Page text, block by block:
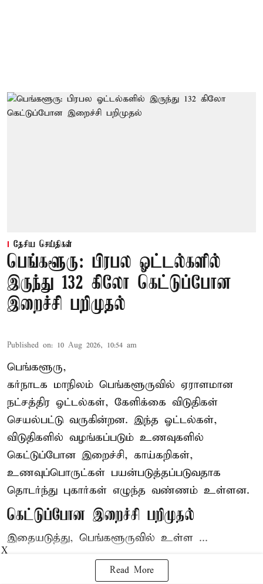
தேசிய செய்திகள்
பெங்களூரு: பிரபல ஓட்டல்களில்
இருந்து 132 கிலோ கெட்டுப்போன
இறைச்சி பறிமுதல்
Published on: 10 Aug 2026, 10:54 am
பெங்களூரு,
கர்நாடக மாநிலம் பெங்களூருவில் ஏராளமான
நட்சத்திர ஓட்டல்கள், கேளிக்கை விடுதிகள்
செயல்பட்டு வருகின்றன. இந்த ஓட்டல்கள்,
விடுதிகளில் வழங்கப்படும் உணவுகளில்
கெட்டுப்போன இறைச்சி, காய்கறிகள்,
உணவுப்பொருட்கள் பயன்படுத்தப்படுவதாக
தொடர்ந்து புகார்கள் எழுந்த வண்ணம் உள்ளன.
கெட்டுப்போன இறைச்சி பறிமுதல்
இதையடுத்து, பெங்களூருவில் உள்ள ...
Read More
X